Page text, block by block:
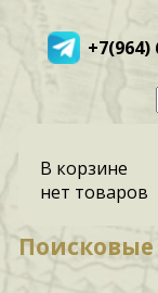
+7(964)
В корзине
нет товаров
Поисковые